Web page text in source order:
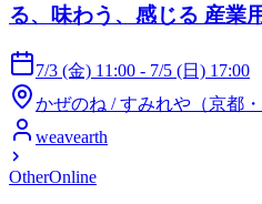
る、味わう、感じる 産業
7/3 (金) 11:00 - 7/5 (日) 17:00
かぜのね / すみれや（京都・
weavearth
OtherOnline